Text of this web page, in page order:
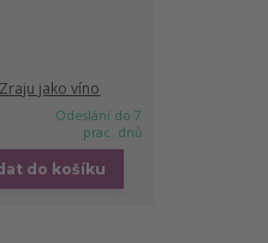
jako víno
Odeslání do 7
prac. dnů
do košíku